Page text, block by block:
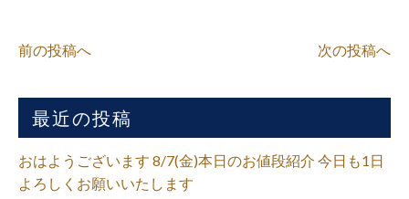
前の投稿へ 次の投稿へ
最近の投稿
おはようございます 8/7(金)本日のお値段紹介 今日も1日
よろしくお願いいたします